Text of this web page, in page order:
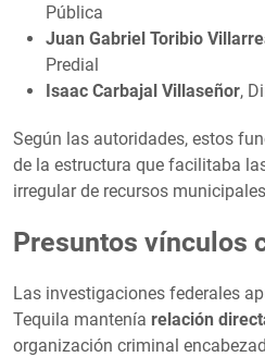
Pública
Juan Gabriel Toribio
Predial
Isaac Carbajal Villaseñor,
Según las autoridades, estos
de la estructura que facilitaba
irregular de recursos
Presuntos vínculos
Las investigaciones federales
Tequila mantenía relación
organización criminal